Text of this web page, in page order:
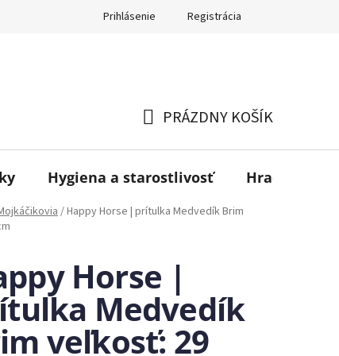
Prihlásenie Registrácia
KOŠÍK
PRÁZDNY KOŠÍK
Hygiena a starostlivosť Hračky
/Happy Horse | prítulka Medvedík Brim
Horse |
Medvedík
veľkosť: 29